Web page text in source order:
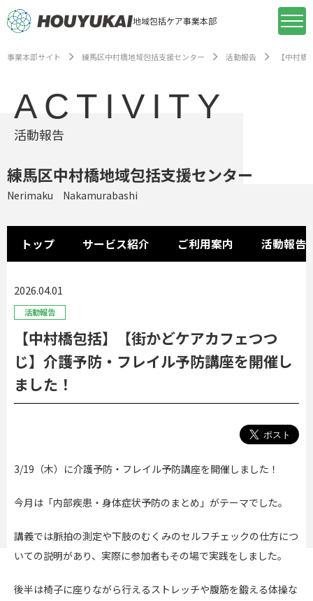
地域包括ケア事業本部
事業本部サイト 練馬区中村橋地域包括支援センター 活動報告 【中村
ACTIVITY
活動報告
練馬区中村橋地域包括支援センター
Nerimaku Nakamurabashi
トップ サービス紹介 ご利用案内 活動報告
2026.04.01
活動報告
【中村橋包括】【街かどケアカフェつつ
じ】介護予防・フレイル予防講座を開催し
ました！
3/19（木）に介護予防・フレイル予防講座を開催しました！
今月は「内部疾患・身体症状予防のまとめ」がテーマでした。
講義では脈拍の測定や下肢のむくみのセルフチェックの仕方につ
いての説明があり、実際に参加者もその場で実践をしました。
後半は椅子に座りながら行えるストレッチや腹筋を鍛える体操な